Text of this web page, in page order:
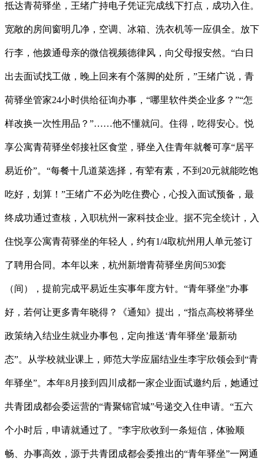
抵达青荷驿坐，王绪广持电子凭证完成线下打点，成功入住。
宽敞的房间窗明几净，空调、冰箱、洗衣机等一应俱全。放下
行李，他拨通母亲的微信视频德律风，向父母报安然。“白日
出去面试找工做，晚上回来有个落脚的处所，”王绪广说，青
荷驿坐管家24小时供给征询办事，“哪里软件类企业多？”“怎
样改换一次性用品？”……他不懂就问。住得，吃得安心。悦
享公寓青荷驿坐邻接社区食堂，驿坐入住青年就餐可享“居平
易近价”。“每餐十几道菜选择，有荤有素，不到20元就能吃饱
吃好，划算！”王绪广不必为吃住费心，心投入面试预备，最
终成功通过查核，入职杭州一家科技企业。据不完全统计，入
住悦享公寓青荷驿坐的年轻人，约有1/4取杭州用人单元签订
了聘用合同。本年以来，杭州新增青荷驿坐房间530套
（间），提前完成平易近生实事年度方针。“青年驿坐”办事
好，若何让更多青年晓得？《通知》提出，“指点高校将驿坐
政策纳入结业生就业办事包，定向推送‘青年驿坐’最新动
态”。从学校就业课上，师范大学应届结业生李宇欣领会到“青
年驿坐”。本年8月接到四川成都一家企业面试邀约后，她通过
共青团成都会委运营的“青聚锦官城”号递交入住申请。“五六
个小时后，申请就通过了。”李宇欣收到一条短信，体验顺
畅、办事高效，源于共青团成都会委推出的“青年驿坐”一网通